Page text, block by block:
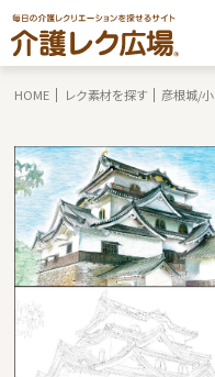
HOME レク素材を探す 彦根城/小